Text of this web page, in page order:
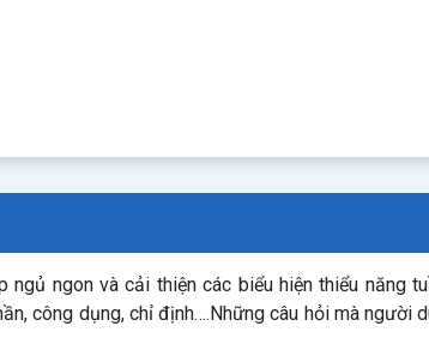
ngon và cải thiện các biểu hiện thiểu năng
công dụng, chỉ định….Những câu hỏi mà người